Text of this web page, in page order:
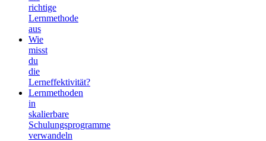
richtige
Lernmethode
aus
Wie
misst
du
die
Lerneffektivität?
Lernmethoden
in
skalierbare
Schulungsprogramme
verwandeln